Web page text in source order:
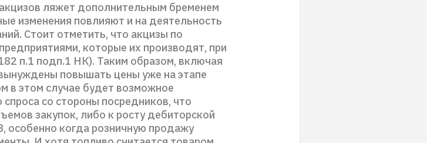
ляжет дополнительным бременем
изменения повлияют и на деятельность
Стоит отметить, что акцизы по
которые их производят, при
п.1 подп.1 НК). Таким образом, включая
повышать цены уже на этапе
в этом случае будет возможное
со стороны посредников, что
закупок, либо к росту дебиторской
особенно когда розничную продажу